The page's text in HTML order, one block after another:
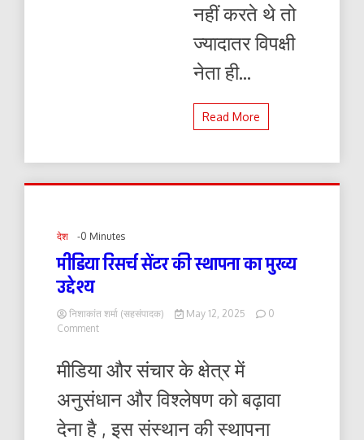
नहीं करते थे तो
ज्यादातर विपक्षी
नेता ही...
Read More
देश -0 Minutes
मीडिया रिसर्च सेंटर की स्थापना का मुख्य
उद्देश्य
निशाकांत शर्मा (सहसंपादक) May 12, 2025
0
Commenton
सेंटर
स्थापना
मुख्य
मीडिया और संचार के क्षेत्र में
अनुसंधान और विश्लेषण को बढ़ावा
देना है , इस संस्थान की स्थापना